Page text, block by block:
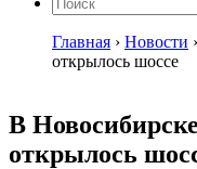
Главная › Новости ›
открылось шоссе
В
открылось